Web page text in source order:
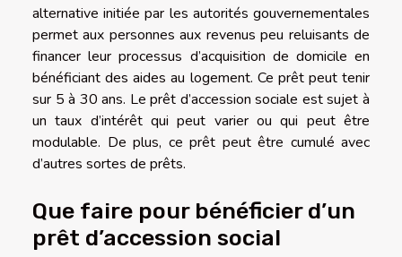
alternative initiée par les autorités gouvernementales
permet aux personnes aux revenus peu reluisants de
financer leur processus d’acquisition de domicile en
bénéficiant des aides au logement. Ce prêt peut tenir
sur 5 à 30 ans. Le prêt d’accession sociale est sujet à
un taux d’intérêt qui peut varier ou qui peut être
modulable. De plus, ce prêt peut être cumulé avec
d’autres sortes de prêts.
Que faire pour bénéficier d’un
prêt d’accession social